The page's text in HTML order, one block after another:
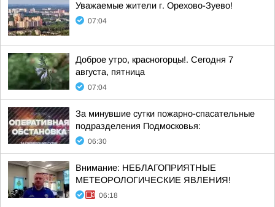
Уважаемые жители г. Орехово-Зуево!
07:04
Доброе утро, красногорцы!. Сегодня 7
августа, пятница
07:04
За минувшие сутки пожарно-спасательные
подразделения Подмосковья:
06:30
Внимание: НЕБЛАГОПРИЯТНЫЕ
МЕТЕОРОЛОГИЧЕСКИЕ ЯВЛЕНИЯ!
06:18